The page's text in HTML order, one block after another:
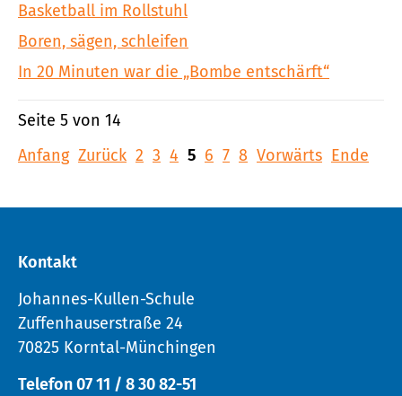
Basketball im Rollstuhl
Boren, sägen, schleifen
In 20 Minuten war die „Bombe entschärft“
Seite 5 von 14
Anfang Zurück 2 3 4 5 6 7 8 Vorwärts Ende
Kontakt
Johannes-Kullen-Schule
Zuffenhauserstraße 24
70825 Korntal-Münchingen
Telefon 07 11 / 8 30 82-51